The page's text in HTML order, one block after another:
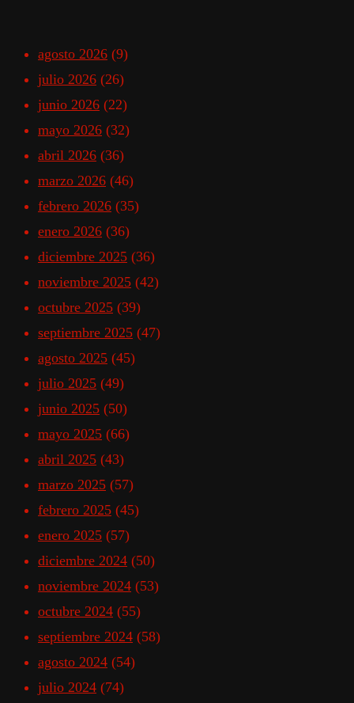
agosto 2026 (9)
julio 2026 (26)
junio 2026 (22)
mayo 2026 (32)
abril 2026 (36)
marzo 2026 (46)
febrero 2026 (35)
enero 2026 (36)
diciembre 2025 (36)
noviembre 2025 (42)
octubre 2025 (39)
septiembre 2025 (47)
agosto 2025 (45)
julio 2025 (49)
junio 2025 (50)
mayo 2025 (66)
abril 2025 (43)
marzo 2025 (57)
febrero 2025 (45)
enero 2025 (57)
diciembre 2024 (50)
noviembre 2024 (53)
octubre 2024 (55)
septiembre 2024 (58)
agosto 2024 (54)
julio 2024 (74)